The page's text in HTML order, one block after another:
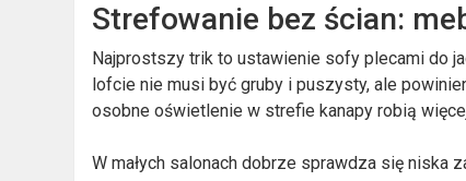
Strefowanie bez ścian:
Najprostszy trik to ustawienie sofy plecami do
lofcie nie musi być gruby i puszysty, ale
osobne oświetlenie w strefie kanapy robią
W małych salonach dobrze sprawdza się niska